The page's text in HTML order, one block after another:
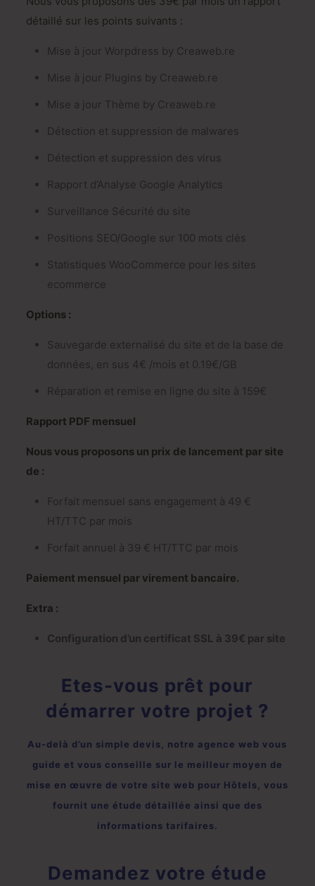
détaillé sur les points suivants :
Mise à jour Worpdress by Creaweb.re
Mise à jour Plugins by Creaweb.re
Mise a jour Thème by Creaweb.re
Détection et suppression de malwares
Détection et suppression des virus
Rapport d’Analyse Google Analytics
Surveillance Sécurité du site
Positions SEO/Google sur 100 mots clés
Statistiques WooCommerce pour les sites
ecommerce
Options :
Sauvegarde externalisé du site et de la base de
données, en sus 4€ /mois et 0.19€/GB
Réparation et remise en ligne du site à 159€
Rapport PDF mensuel
Nous vous proposons un prix de lancement par site
de :
Forfait mensuel sans engagement à 49 €
HT/TTC par mois
Forfait annuel à 39 € HT/TTC par mois
Paiement mensuel par virement bancaire.
Extra :
Configuration d’un certificat SSL à 39€ par site
Etes-vous prêt pour
démarrer votre projet ?
Au-delà d’un simple devis, notre agence web vous
guide et vous conseille sur le meilleur moyen de
mise en œuvre de votre site web pour Hôtels, vous
fournit une étude détaillée ainsi que des
informations tarifaires.
Demandez votre étude